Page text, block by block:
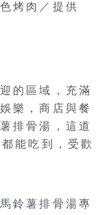
烤肉／提供
的區域，充滿
樂，商店與餐
排骨湯，這道
能吃到，受歡
鈴薯排骨湯專